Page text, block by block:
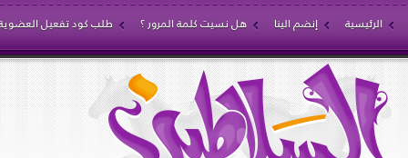
الرئيسية إنضم الينا هل نسيت كلمة المرور ؟ طلب كود تفعيل